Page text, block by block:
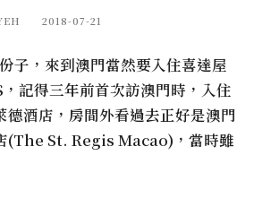
2018-07-21
子，來到澳門當然要入住喜達屋
記得三年前首次訪澳門時，入住
德酒店，房間外看過去正好是澳門
(The St. Regis Macao)，當時雖